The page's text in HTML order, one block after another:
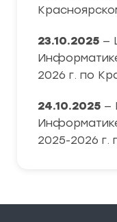
23.10.2025 —
2026 г. по
24.10.2025 —
2025-2026 г.